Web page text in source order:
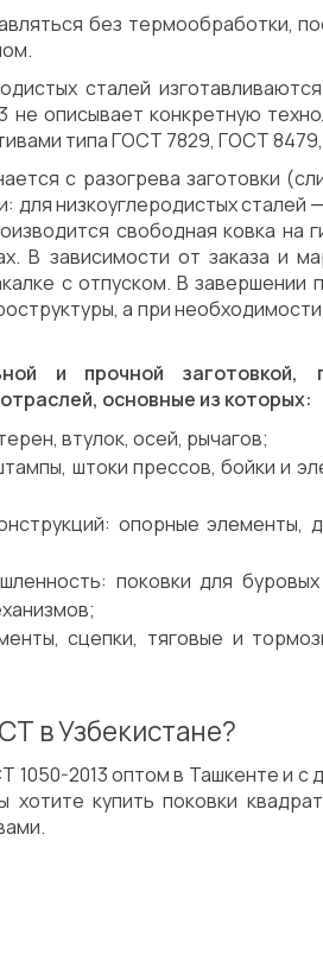
без термообработки,
сталей
не описывает конкретную
типа ГОСТ 7829, ГОСТ
с разогрева заготовки
низкоуглеродистых сталей —
свободная ковка на
В зависимости от заказа и
с отпуском. В завершении
а при
и прочной заготовкой,
основные из которых:
втулок, осей, рычагов;
штоки прессов, бойки и
опорные элементы,
поковки для буровых
сцепки, тяговые и
в Узбекистане?
2013 оптом в Ташкенте и с
хотите купить поковки